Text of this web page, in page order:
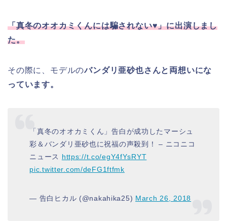
「真冬のオオカミくんには騙されない♥」に出演しまし
た。
その際に、モデルのバンダリ亜砂也さんと両想いにな
っています。
「真冬のオオカミくん」告白が成功したマーシュ
彩＆バンダリ亜砂也に祝福の声殺到！ – ニコニコ
ニュース https://t.co/egY4fYsRYT
pic.twitter.com/deFG1ftfmk
— 告白ヒカル (@nakahika25) March 26, 2018